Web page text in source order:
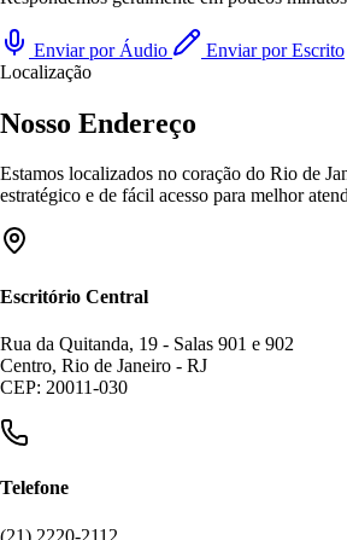
Enviar por Áudio
Enviar por Escrito
Localização
Nosso Endereço
Estamos localizados no coração do Rio de
estratégico e de fácil acesso para melhor
Escritório Central
Rua da Quitanda, 19 - Salas 901 e 902
Centro, Rio de Janeiro - RJ
CEP: 20011-030
Telefone
(21) 2220-2112